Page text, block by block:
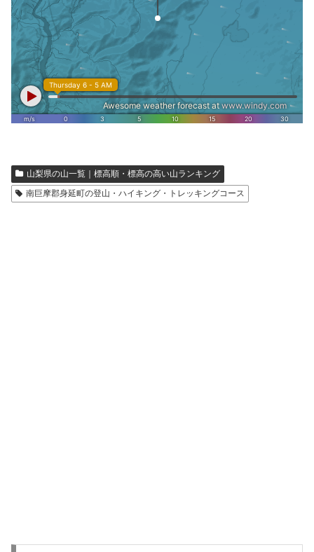
山梨県の山一覧｜標高順・標高の高い山ランキング
南巨摩郡身延町の登山・ハイキング・トレッキングコース